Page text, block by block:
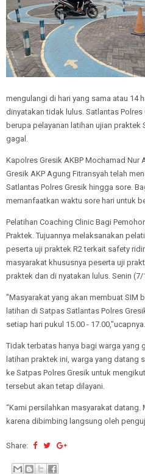
mengulangi di hari yang sama atau 14
dinyatakan tidak lulus. Satlantas
berupa pelayanan latihan ujian praktek
gagal.
Kapolres Gresik AKBP Mochamad Nur
Gresik AKP Agung Fitransyah telah
Satlantas Polres Gresik hingga sore.
memanfaatkan waktu sore hari untuk
Pelatihan Coaching Clinic Bagi
Praktek. Tujuannya melaksanakan
peserta uji praktek R2 terkait safety
masyarakat khususnya peserta uji
praktek dan di nyatakan lulus. Senin
"Masyarakat yang akan membuat SIM
latihan di Satpas Satlantas Polres
setiap hari pukul 15.00 - 17.00,"ucapnya.
Tidak terbatas hanya bagi warga yang
latihan praktek ini, warga yang datang
ke Satpas Polres Gresik untuk
tersebut akan tetap dilayani.
“Kami persilahkan masyarakat
karena dibimbing langsung oleh
Share: